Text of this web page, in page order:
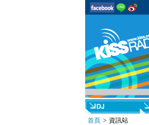
首頁> 資訊站